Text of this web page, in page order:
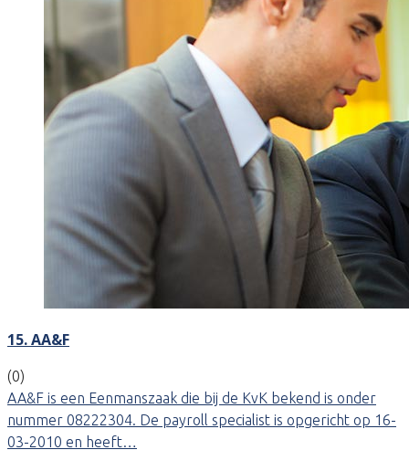
15. AA&F
(0)
AA&F is een Eenmanszaak die bij de KvK bekend is onder
nummer 08222304. De payroll specialist is opgericht op 16-
03-2010 en heeft…